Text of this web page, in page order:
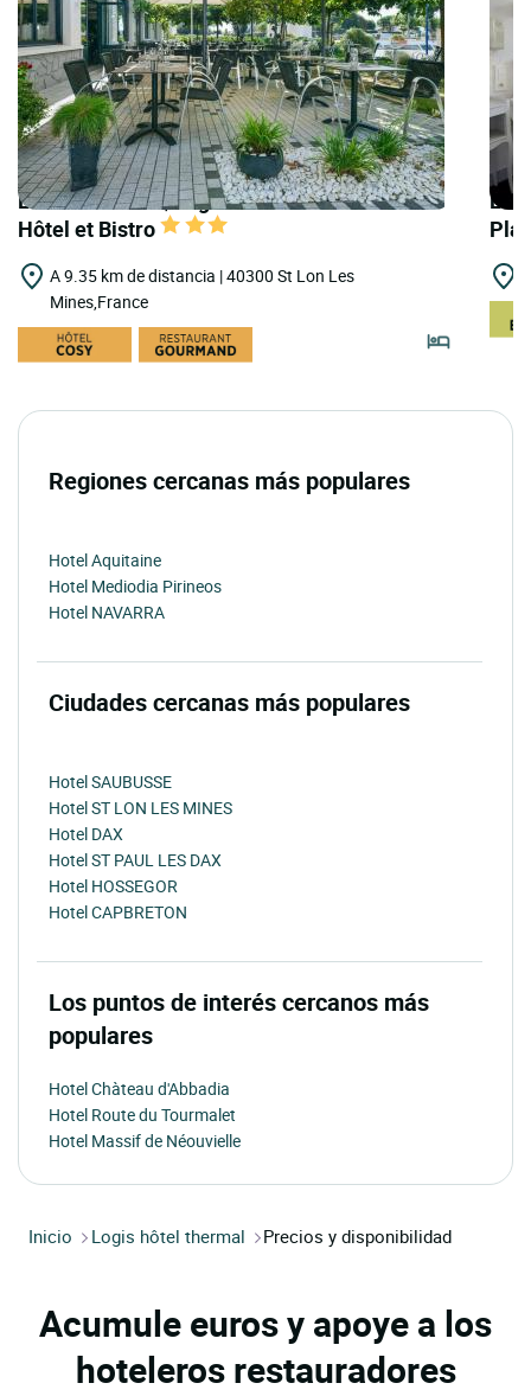
LOGIS HOTELS | Logis Hôtel Gnàc é Pause
Hôtel et Bistro
A 9.35 km de distancia | 40300 St Lon Les
Mines,France
Regiones cercanas más populares
Hotel Aquitaine
Hotel Mediodia Pirineos
Hotel NAVARRA
Ciudades cercanas más populares
Hotel SAUBUSSE
Hotel ST LON LES MINES
Hotel DAX
Hotel ST PAUL LES DAX
Hotel HOSSEGOR
Hotel CAPBRETON
Los puntos de interés cercanos más
populares
Hotel Chàteau d'Abbadia
Hotel Route du Tourmalet
Hotel Massif de Néouvielle
Inicio Logis hôtel thermal Precios y disponibilidad
Acumule euros y apoye a los
hoteleros restauradores